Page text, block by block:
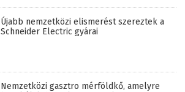
Újabb nemzetközi elismerést szereztek a
Schneider Electric gyárai
Nemzetközi gasztro mérföldkő, amelyre